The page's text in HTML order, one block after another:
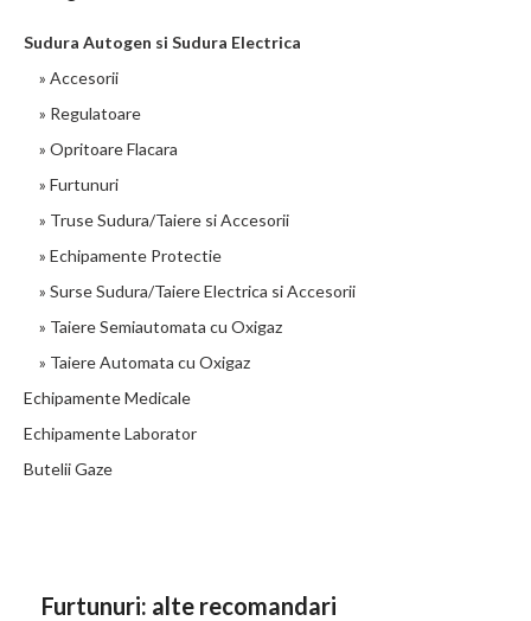
Sudura Autogen si Sudura Electrica
» Accesorii
» Regulatoare
» Opritoare Flacara
» Furtunuri
» Truse Sudura/Taiere si Accesorii
» Echipamente Protectie
» Surse Sudura/Taiere Electrica si Accesorii
» Taiere Semiautomata cu Oxigaz
» Taiere Automata cu Oxigaz
Echipamente Medicale
Echipamente Laborator
Butelii Gaze
Furtunuri: alte recomandari